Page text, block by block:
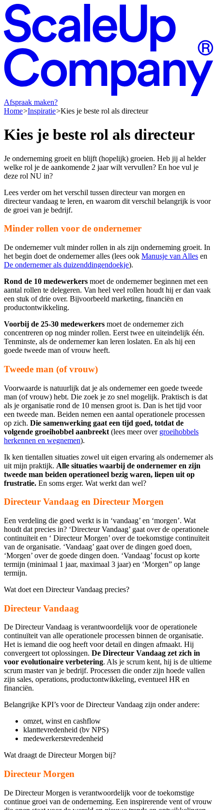
Afspraak maken?
Home Inspiratie Kies je beste rol als directeur
Kies je beste rol als directeur
Je onderneming groeit en blijft (hopelijk) groeien. Heb jij al helder
welke rol je de aankomende 2 jaar wilt vervullen? En hoe vul je
deze rol NU in?
Lees verder om het verschil tussen directeur van morgen en
directeur vandaag te leren, en waarom dit verschil belangrijk is voor
de groei van je bedrijf.
Minder rollen voor de ondernemer
De ondernemer vult minder rollen in als zijn onderneming groeit. In
het begin doet de ondernemer alles (lees ook Manusje van Alles en
De ondernemer als duizenddingendoekje).
Rond de 10 medewerkers moet de ondernemer beginnen met een
aantal rollen te delegeren. Van heel veel rollen houdt hij er dan vaak
een stuk of drie over. Bijvoorbeeld marketing, financiën en
productontwikkeling.
Voorbij de 25-30 medewerkers moet de ondernemer zich
concentreren op nog minder rollen. Eerst twee en uiteindelijk één.
Tenminste, als de ondernemer kan leren loslaten. En als hij een
goede tweede man of vrouw heeft.
Tweede man (of vrouw)
Voorwaarde is natuurlijk dat je als ondernemer een goede tweede
man (of vrouw) hebt. Die zoek je zo snel mogelijk. Praktisch is dat
als je organisatie rond de 10 mensen groot is. Dan is het tijd voor
een tweede man. Beiden nemen een aantal operationele processen
op zich. Die samenwerking gaat een tijd goed, totdat de
volgende groeihobbel aanbreekt (lees meer over groeihobbels
herkennen en wegnemen).
Ik ken tientallen situaties zowel uit eigen ervaring als ondernemer als
uit mijn praktijk. Alle situaties waarbij de ondernemer en zijn
tweede man beiden operationeel bezig waren, liepen uit op
frustratie. En soms erger. Wat werkt dan wel?
Directeur Vandaag en Directeur Morgen
Een verdeling die goed werkt is in ‘vandaag’ en ‘morgen’. Wat
houdt dat precies in? ‘Directeur Vandaag’ gaat over de operationele
continuïteit en ‘ Directeur Morgen’ over de toekomstige continuïteit
van de organisatie. ‘Vandaag’ gaat over de dingen goed doen,
‘Morgen’ over de goede dingen doen. ‘Vandaag’ focust op korte
termijn (minimaal 1 jaar, maximaal 3 jaar) en ‘Morgen” op lange
termijn.
Wat doet een Directeur Vandaag precies?
Directeur Vandaag
De Directeur Vandaag is verantwoordelijk voor de operationele
continuïteit van alle operationele processen binnen de organisatie.
Het is iemand die oog heeft voor detail en dingen afmaakt. Hij
convergeert tot oplossingen. De Directeur Vandaag zet zich in
voor evolutionaire verbetering. Als je scrum kent, hij is de ultieme
scrum master van je bedrijf. Processen die onder zijn hoede vallen
zijn sales, operations, productontwikkeling, eventueel HR en
financiën.
Belangrijke KPI’s voor de Directeur Vandaag zijn onder andere:
omzet, winst en cashflow
klanttevredenheid (bv NPS)
medewerkerstevredenheid
Wat draagt de Directeur Morgen bij?
Directeur Morgen
De Directeur Morgen is verantwoordelijk voor de toekomstige
continue groei van de onderneming. Een inspirerende vent of vrouw